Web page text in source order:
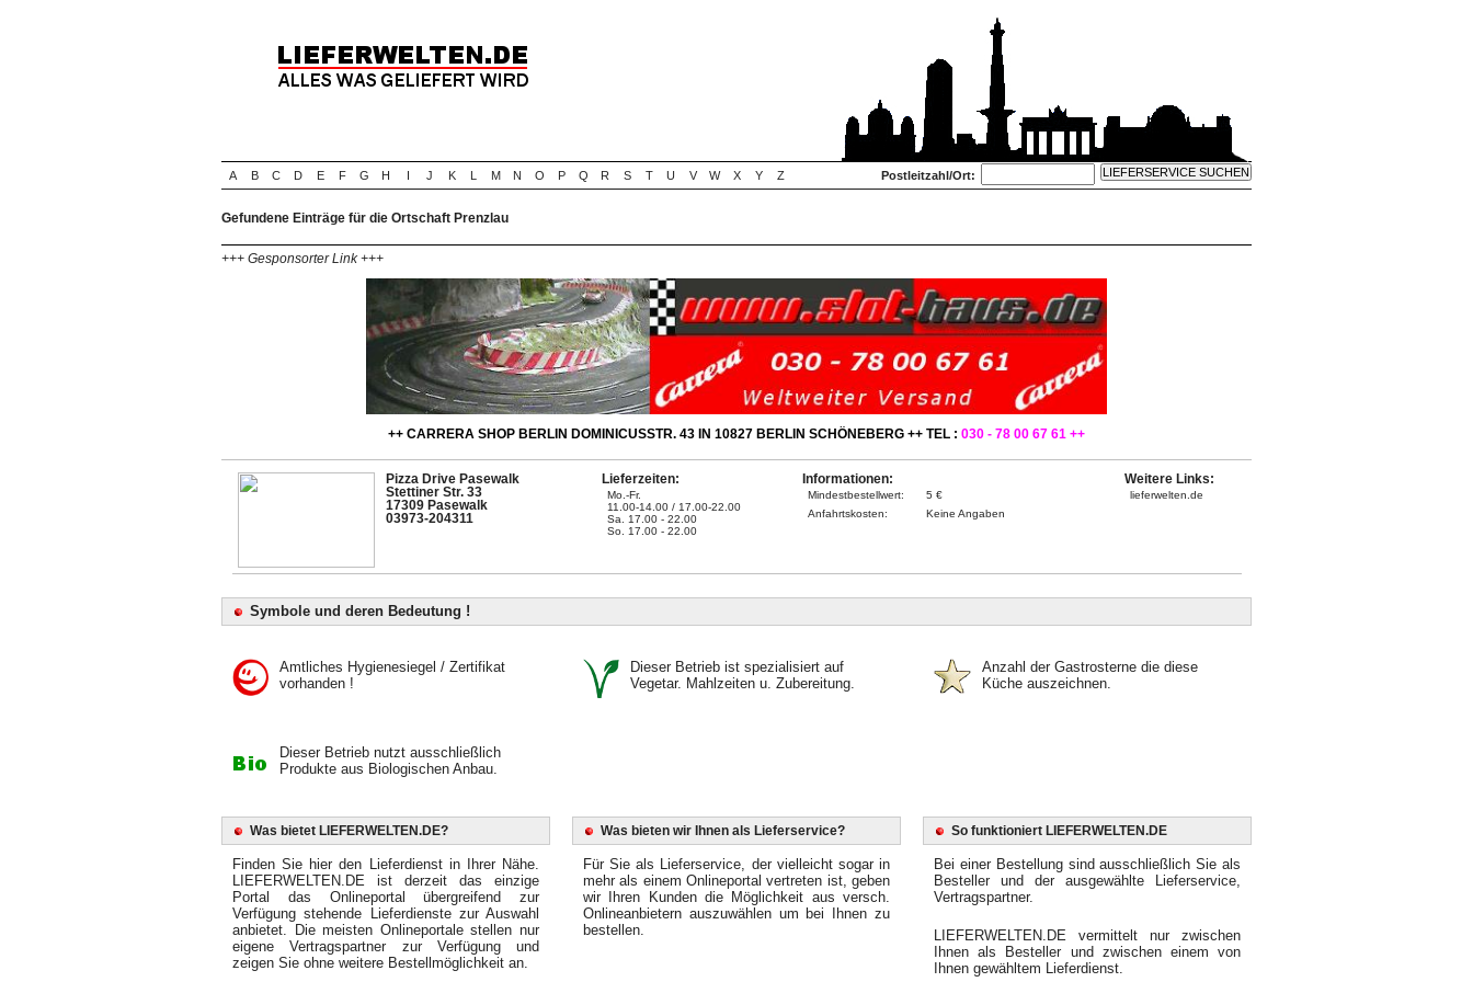
A B C D E F G H I J K L M N O P Q R S T U V W X Y Z Postleitzahl/Ort:
Gefundene Einträge für die Ortschaft Prenzlau
+++ Gesponsorter Link +++
++ CARRERA SHOP BERLIN DOMINICUSSTR. 43 IN 10827 BERLIN SCHÖNEBERG ++ TEL : 030 - 78 00 67 61 ++
Pizza Drive Pasewalk
Stettiner Str. 33
17309 Pasewalk
03973-204311
Lieferzeiten:
Mo.-Fr.
11.00-14.00 / 17.00-22.00
Sa. 17.00 - 22.00
So. 17.00 - 22.00
Informationen:
Mindestbestellwert:
5 €
Anfahrtskosten:
Keine Angaben
Weitere Links:
lieferwelten.de
Symbole und deren Bedeutung !
Amtliches Hygienesiegel / Zertifikat
vorhanden !
Dieser Betrieb ist spezialisiert auf
Vegetar. Mahlzeiten u. Zubereitung.
Anzahl der Gastrosterne die diese
Küche auszeichnen.
Dieser Betrieb nutzt ausschließlich
Produkte aus Biologischen Anbau.
Was bietet LIEFERWELTEN.DE?
Finden Sie hier den Lieferdienst in Ihrer Nähe.
LIEFERWELTEN.DE ist derzeit das einzige
Portal das Onlineportal übergreifend zur
Verfügung stehende Lieferdienste zur Auswahl
anbietet. Die meisten Onlineportale stellen nur
eigene Vertragspartner zur Verfügung und
zeigen Sie ohne weitere Bestellmöglichkeit an.
Was bieten wir Ihnen als Lieferservice?
Für Sie als Lieferservice, der vielleicht sogar in
mehr als einem Onlineportal vertreten ist, geben
wir Ihren Kunden die Möglichkeit aus versch.
Onlineanbietern auszuwählen um bei Ihnen zu
bestellen.
So funktioniert LIEFERWELTEN.DE
Bei einer Bestellung sind ausschließlich Sie als
Besteller und der ausgewählte Lieferservice,
Vertragspartner.
LIEFERWELTEN.DE vermittelt nur zwischen
Ihnen als Besteller und zwischen einem von
Ihnen gewähltem Lieferdienst.